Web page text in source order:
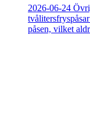
2026-06-24
påsen, vilket